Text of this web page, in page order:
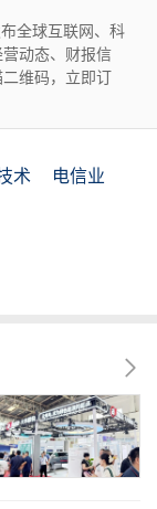
全球互联网、科
动态、财报信
维码，立即订
术
电信业